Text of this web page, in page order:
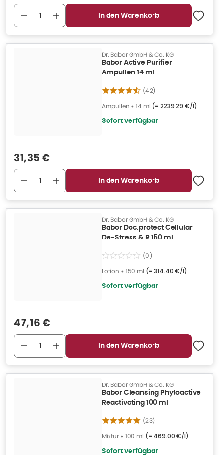
In den Warenkorb
Dr. Babor GmbH & Co. KG
Babor Active Purifier
Ampullen 14 ml
(42)
Ampullen • 14 ml (= 2239.29 €/l)
Sofort verfügbar
Verkaufspreis
31,35 €
In den Warenkorb
Dr. Babor GmbH & Co. KG
Babor Doc.protect Cellular
De-Stress & R 150 ml
(0)
Lotion • 150 ml (= 314.40 €/l)
Sofort verfügbar
Verkaufspreis
47,16 €
In den Warenkorb
Dr. Babor GmbH & Co. KG
Babor Cleansing Phytoactive
Reactivating 100 ml
(23)
Mixtur • 100 ml (= 469.00 €/l)
Sofort verfügbar